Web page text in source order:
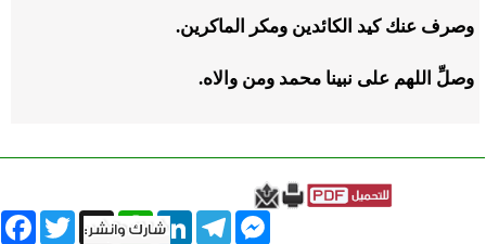
وصرف عنك كيد الكائدين ومكر الماكرين.
وصلِّ اللهم على نبينا محمد ومن والاه.
Twitter X
WhatsAppLinkedInTelegram
Messenger